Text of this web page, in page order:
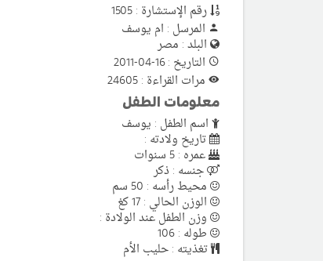
رقم الإستشارة : 1505
المرسل : ام يوسف
البلد : مصر
التاريخ : 16-04-2011
مرات القراءة : 24605
معلومات الطفل
اسم الطفل : يوسف
تاريخ ولادته :
عمره : 5 سنوات
جنسه : ذكر
محيط رأسه : 50 سم
الوزن الحالي : 17 كغ
وزن الطفل عند الولادة :
طوله : 106
تغذيته : حليب الأم